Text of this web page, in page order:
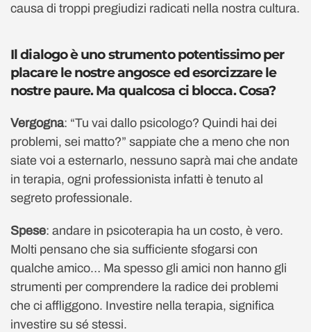
causa di troppi pregiudizi radicati nella nostra cultura.
Il dialogo è uno strumento potentissimo per
placare le nostre angosce ed esorcizzare le
nostre paure. Ma qualcosa ci blocca. Cosa?
Vergogna: “Tu vai dallo psicologo? Quindi hai dei
problemi, sei matto?” sappiate che a meno che non
siate voi a esternarlo, nessuno saprà mai che andate
in terapia, ogni professionista infatti è tenuto al
segreto professionale.
Spese: andare in psicoterapia ha un costo, è vero.
Molti pensano che sia sufficiente sfogarsi con
qualche amico… Ma spesso gli amici non hanno gli
strumenti per comprendere la radice dei problemi
che ci affliggono. Investire nella terapia, significa
investire su sé stessi.